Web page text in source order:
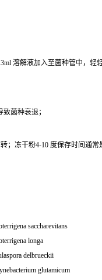
溶解液加入至菌种管中，
菌种衰退；
冻干粉4-10 度保存时间通常
saccharevitans
longa
delbrueckii
glutamicum